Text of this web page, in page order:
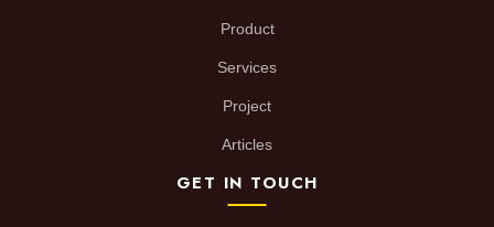
Product
Services
Project
Articles
GET IN TOUCH